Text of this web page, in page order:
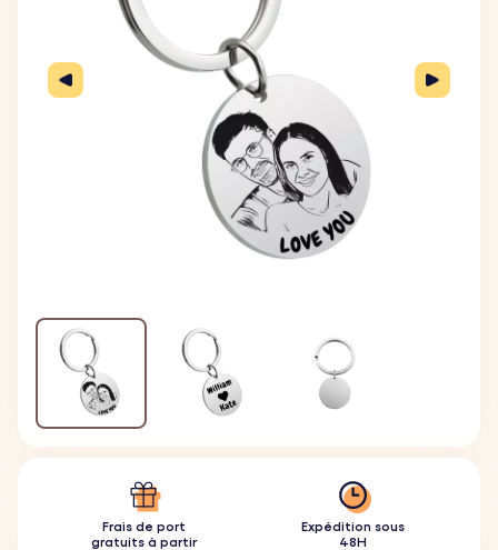
Frais de port
gratuits à partir
Expédition sous
48H